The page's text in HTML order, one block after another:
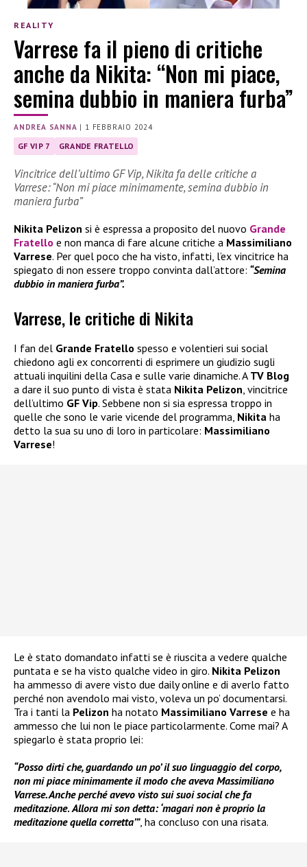
REALITY
Varrese fa il pieno di critiche
anche da Nikita: “Non mi piace,
semina dubbio in maniera furba”
ANDREA SANNA | 1 FEBBRAIO 2024
GF VIP 7 GRANDE FRATELLO
Vincitrice dell’ultimo GF Vip, Nikita fa delle critiche a
Varrese: “Non mi piace minimamente, semina dubbio in
maniera furba”
Nikita Pelizon si è espressa a proposito del nuovo Grande
Fratello e non manca di fare alcune critiche a Massimiliano
Varrese. Per quel poco che ha visto, infatti, l’ex vincitrice ha
spiegato di non essere troppo convinta dall’attore: “Semina
dubbio in maniera furba”.
Varrese, le critiche di Nikita
I fan del Grande Fratello spesso e volentieri sui social
chiedono agli ex concorrenti di esprimere un giudizio sugli
attuali inquilini della Casa e sulle varie dinamiche. A TV Blog
a dare il suo punto di vista è stata Nikita Pelizon, vincitrice
dell’ultimo GF Vip. Sebbene non si sia espressa troppo in
quelle che sono le varie vicende del programma, Nikita ha
detto la sua su uno di loro in particolare: Massimiliano
Varrese!
Le è stato domandato infatti se è riuscita a vedere qualche
puntata e se ha visto qualche video in giro. Nikita Pelizon
ha ammesso di avere visto due daily online e di averlo fatto
perché non avendolo mai visto, voleva un po’ documentarsi.
Tra i tanti la Pelizon ha notato Massimiliano Varrese e ha
ammesso che lui non le piace particolarmente. Come mai? A
spiegarlo è stata proprio lei:
“Posso dirti che, guardando un po’ il suo linguaggio del corpo,
non mi piace minimamente il modo che aveva Massimiliano
Varrese. Anche perché avevo visto sui suoi social che fa
meditazione.Allora mi son detta: ‘magari non è proprio la
meditazione quella corretta’”, ha concluso con una risata.